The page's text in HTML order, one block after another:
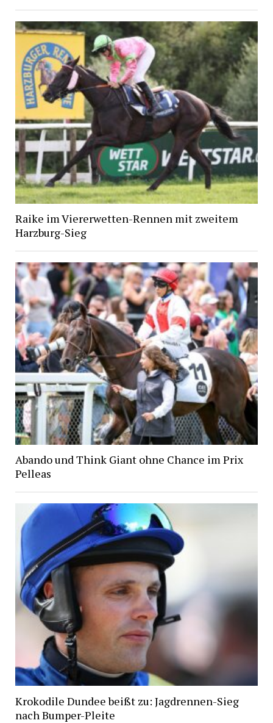
Raike im Viererwetten-Rennen mit zweitem
Harzburg-Sieg
Abando und Think Giant ohne Chance im Prix
Pelleas
Krokodile Dundee beißt zu: Jagdrennen-Sieg
nach Bumper-Pleite